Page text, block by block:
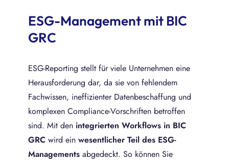
ESG-Management mit BIC
GRC
ESG-Reporting stellt für viele Unternehmen eine
Herausforderung dar, da sie von fehlendem
Fachwissen, ineffizienter Datenbeschaffung und
komplexen Compliance-Vorschriften betroffen
sind. Mit den integrierten Workflows in BIC
GRC wird ein wesentlicher Teil des ESG-
Managements abgedeckt. So können Sie